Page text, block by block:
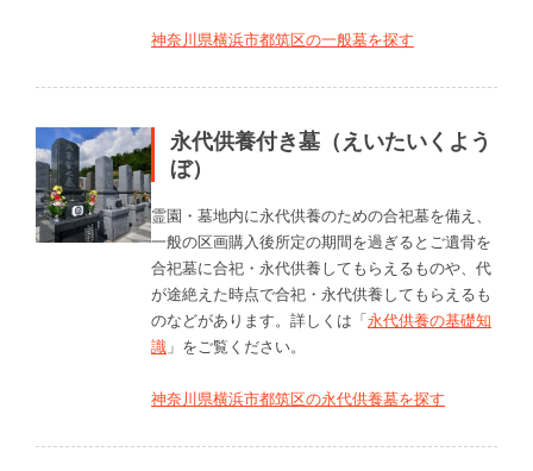
神奈川県横浜市都筑区の一般墓を探す
永代供養付き墓（えいたいくよう
ぼ）
霊園・墓地内に永代供養のための合祀墓を備え、
一般の区画購入後所定の期間を過ぎるとご遺骨を
合祀墓に合祀・永代供養してもらえるものや、代
が途絶えた時点で合祀・永代供養してもらえるも
のなどがあります。詳しくは「永代供養の基礎知
識 」をご覧ください。
神奈川県横浜市都筑区の永代供養墓を探す